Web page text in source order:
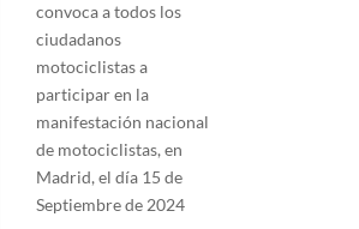
convoca a todos los
ciudadanos
motociclistas a
participar en la
manifestación nacional
de motociclistas, en
Madrid, el día 15 de
Septiembre de 2024